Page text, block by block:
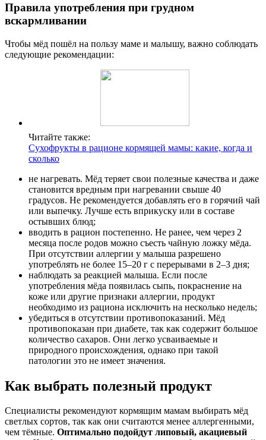
Правила употребления при грудном
вскармливании
Чтобы мёд пошёл на пользу маме и малышу, важно соблюдать
следующие рекомендации:
Читайте также:
Сухофрукты в рационе кормящей мамы: какие, когда и
сколько
не нагревать. Мёд теряет свои полезные качества и даже
становится вредным при нагревании свыше 40
градусов. Не рекомендуется добавлять его в горячий чай
или выпечку. Лучше есть вприкуску или в составе
остывших блюд;
вводить в рацион постепенно. Не ранее, чем через 2
месяца после родов можно съесть чайную ложку мёда.
При отсутствии аллергии у малыша разрешено
употреблять не более 15–20 г с перерывами в 2–3 дня;
наблюдать за реакцией малыша. Если после
употребления мёда появилась сыпь, покраснение на
коже или другие признаки аллергии, продукт
необходимо из рациона исключить на несколько недель;
убедиться в отсутствии противопоказаний. Мёд
противопоказан при диабете, так как содержит большое
количество сахаров. Они легко усваиваемые и
природного происхождения, однако при такой
патологии это не имеет значения.
Как выбрать полезный продукт
Специалисты рекомендуют кормящим мамам выбирать мёд
светлых сортов, так как они считаются менее аллергенными,
чем тёмные. Оптимально подойдут липовый, акациевый